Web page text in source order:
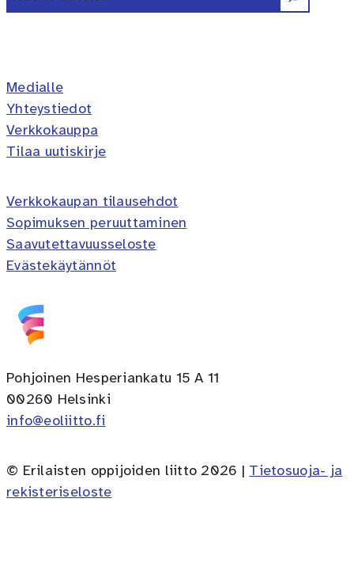
Medialle
Yhteystiedot
Verkkokauppa
Tilaa uutiskirje
Verkkokaupan tilausehdot
Sopimuksen peruuttaminen
Saavutettavuusseloste
Evästekäytännöt
Pohjoinen Hesperiankatu 15 A 11
00260 Helsinki
info@eoliitto.fi
© Erilaisten oppijoiden liitto 2026 | Tietosuoja- ja
rekisteriseloste